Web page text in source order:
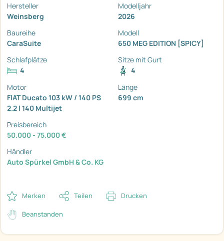
Hersteller
Weinsberg
Modelljahr
2026
Baureihe
CaraSuite
Modell
650 MEG EDITION [SPICY]
Schlafplätze
4
Sitze mit Gurt
4
Motor
FIAT Ducato 103 kW / 140 PS
2.2 l 140 Multijet
Länge
699 cm
Preisbereich
50.000 - 75.000 €
Händler
Auto Spürkel GmbH & Co. KG
Merken Teilen Drucken
Beanstanden